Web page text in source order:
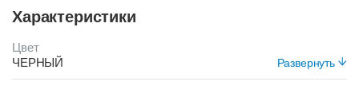
Характеристики
Развернуть
Цвет
ЧЕРНЫЙ